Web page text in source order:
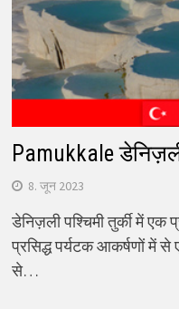
Pamukkale
8. जून 2023
डेनिज़ली पश्चिमी तुर्की में
प्रसिद्ध पर्यटक आकर्षणों में
से…